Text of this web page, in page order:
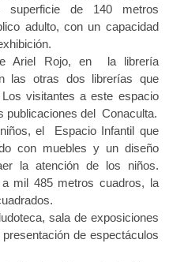
de 140 metros
adulto, con un capacidad
Ariel Rojo, en la librería
las otras dos librerías que
visitantes a este espacio
publicaciones del Conaculta.
el Espacio Infantil que
con muebles y un diseño
la atención de los niños.
mil 485 metros cuadros, la
sala de exposiciones
de espectáculos